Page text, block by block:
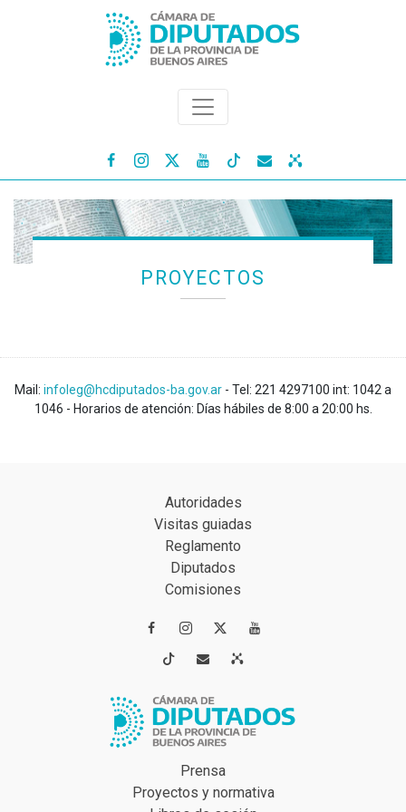
   
PROYECTOS
Mail: infoleg@hcdiputados-ba.gov.ar - Tel: 221 4297100 int: 1042 a
1046 - Horarios de atención: Días hábiles de 8:00 a 20:00 hs.
Autoridades
Visitas guiadas
Reglamento
Diputados
Comisiones
 
 
Prensa
Proyectos y normativa